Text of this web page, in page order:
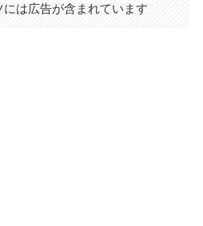
は広告が含まれています